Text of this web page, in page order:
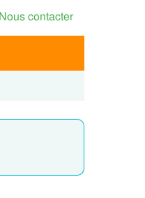
Nous contacter